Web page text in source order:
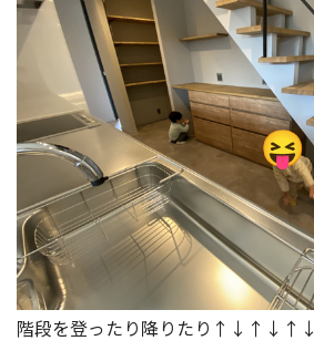
階段を登ったり降りたり↑↓↑↓↑↓